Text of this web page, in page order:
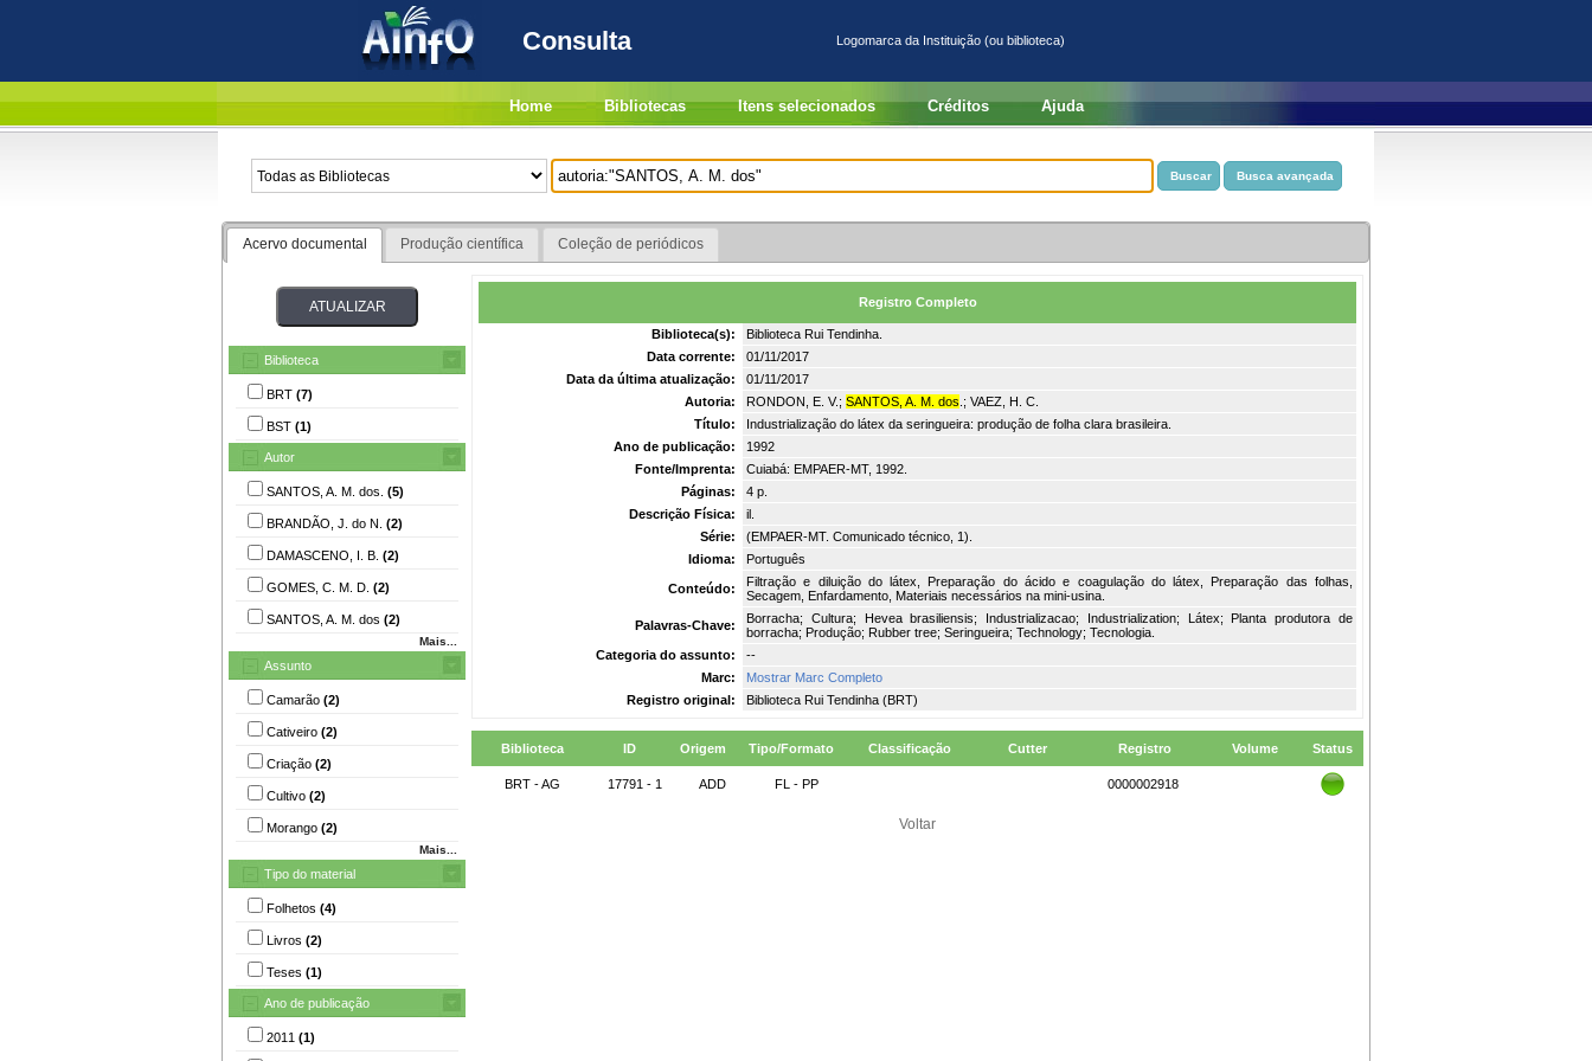
Consulta Logomarca da Instituição (ou biblioteca)
Home Bibliotecas Itens selecionados Créditos Ajuda
Acervo documental Produção científica Coleção de periódicos
Biblioteca
BRT (7)
BST (1)
Autor
SANTOS, A. M. dos. (5)
BRANDÃO, J. do N. (2)
DAMASCENO, I. B. (2)
GOMES, C. M. D. (2)
SANTOS, A. M. dos (2)
Mais...
Assunto
Camarão (2)
Cativeiro (2)
Criação (2)
Cultivo (2)
Morango (2)
Mais...
Tipo do material
Folhetos (4)
Livros (2)
Teses (1)
Ano de publicação
2011 (1)
Registro Completo
Biblioteca(s):
Biblioteca Rui Tendinha.
Data corrente:
01/11/2017
Data da última atualização:
01/11/2017
Autoria:
RONDON, E. V.; SANTOS, A. M. dos .; VAEZ, H. C.
Título:
Industrialização do látex da seringueira: produção de folha clara brasileira.
Ano de publicação:
1992
Fonte/Imprenta:
Cuiabá: EMPAER-MT, 1992.
Páginas:
4 p.
Descrição Física:
il.
Série:
(EMPAER-MT. Comunicado técnico, 1).
Idioma:
Português
Conteúdo:
Filtração e diluição do látex, Preparação do ácido e coagulação do látex, Preparação das folhas,
Secagem, Enfardamento, Materiais necessários na mini-usina.
Palavras-Chave:
Borracha; Cultura; Hevea brasiliensis; Industrializacao; Industrialization; Látex; Planta produtora de
borracha; Produção; Rubber tree; Seringueira; Technology; Tecnologia.
Categoria do assunto:
--
Marc:
Mostrar Marc Completo
Registro original:
Biblioteca Rui Tendinha (BRT)
Biblioteca ID Origem Tipo/Formato Classificação Cutter Registro Volume Status
BRT - AG 17791 - 1 ADD FL - PP 0000002918
Voltar